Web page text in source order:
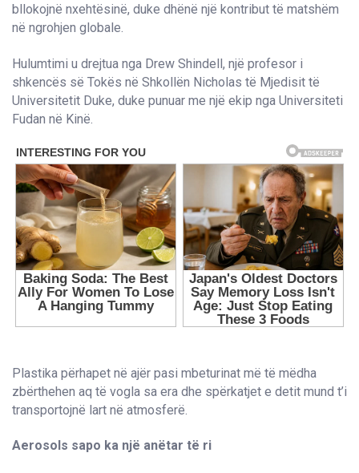
bllokojnë nxehtësinë, duke dhënë një kontribut të matshëm
në ngrohjen globale.
Hulumtimi u drejtua nga Drew Shindell, një profesor i
shkencës së Tokës në Shkollën Nicholas të Mjedisit të
Universitetit Duke, duke punuar me një ekip nga Universiteti
Fudan në Kinë.
Plastika përhapet në ajër pasi mbeturinat më të mëdha
zbërthehen aq të vogla sa era dhe spërkatjet e detit mund t’i
transportojnë lart në atmosferë.
Aerosols sapo ka një anëtar të ri